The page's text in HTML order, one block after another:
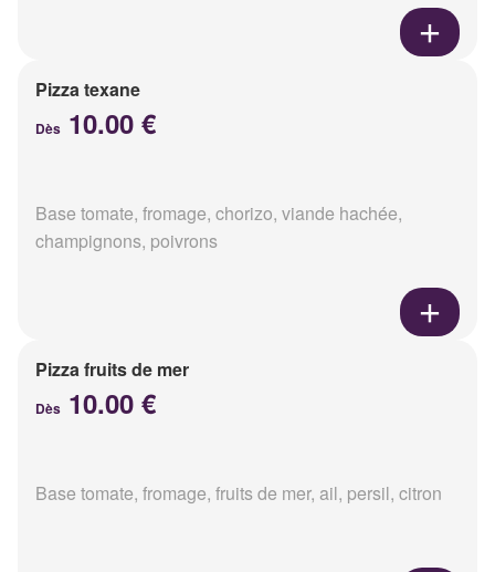
Pizza texane
Dès 10.00 €
Base tomate, fromage, chorizo, viande hachée,
champignons, poivrons
Pizza fruits de mer
Dès 10.00 €
Base tomate, fromage, fruits de mer, ail, persil, citron